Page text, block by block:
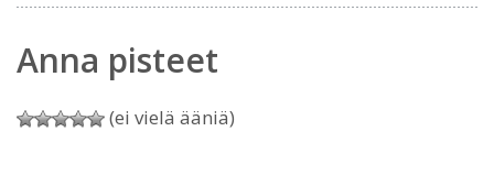
Anna pisteet
(ei vielä ääniä)